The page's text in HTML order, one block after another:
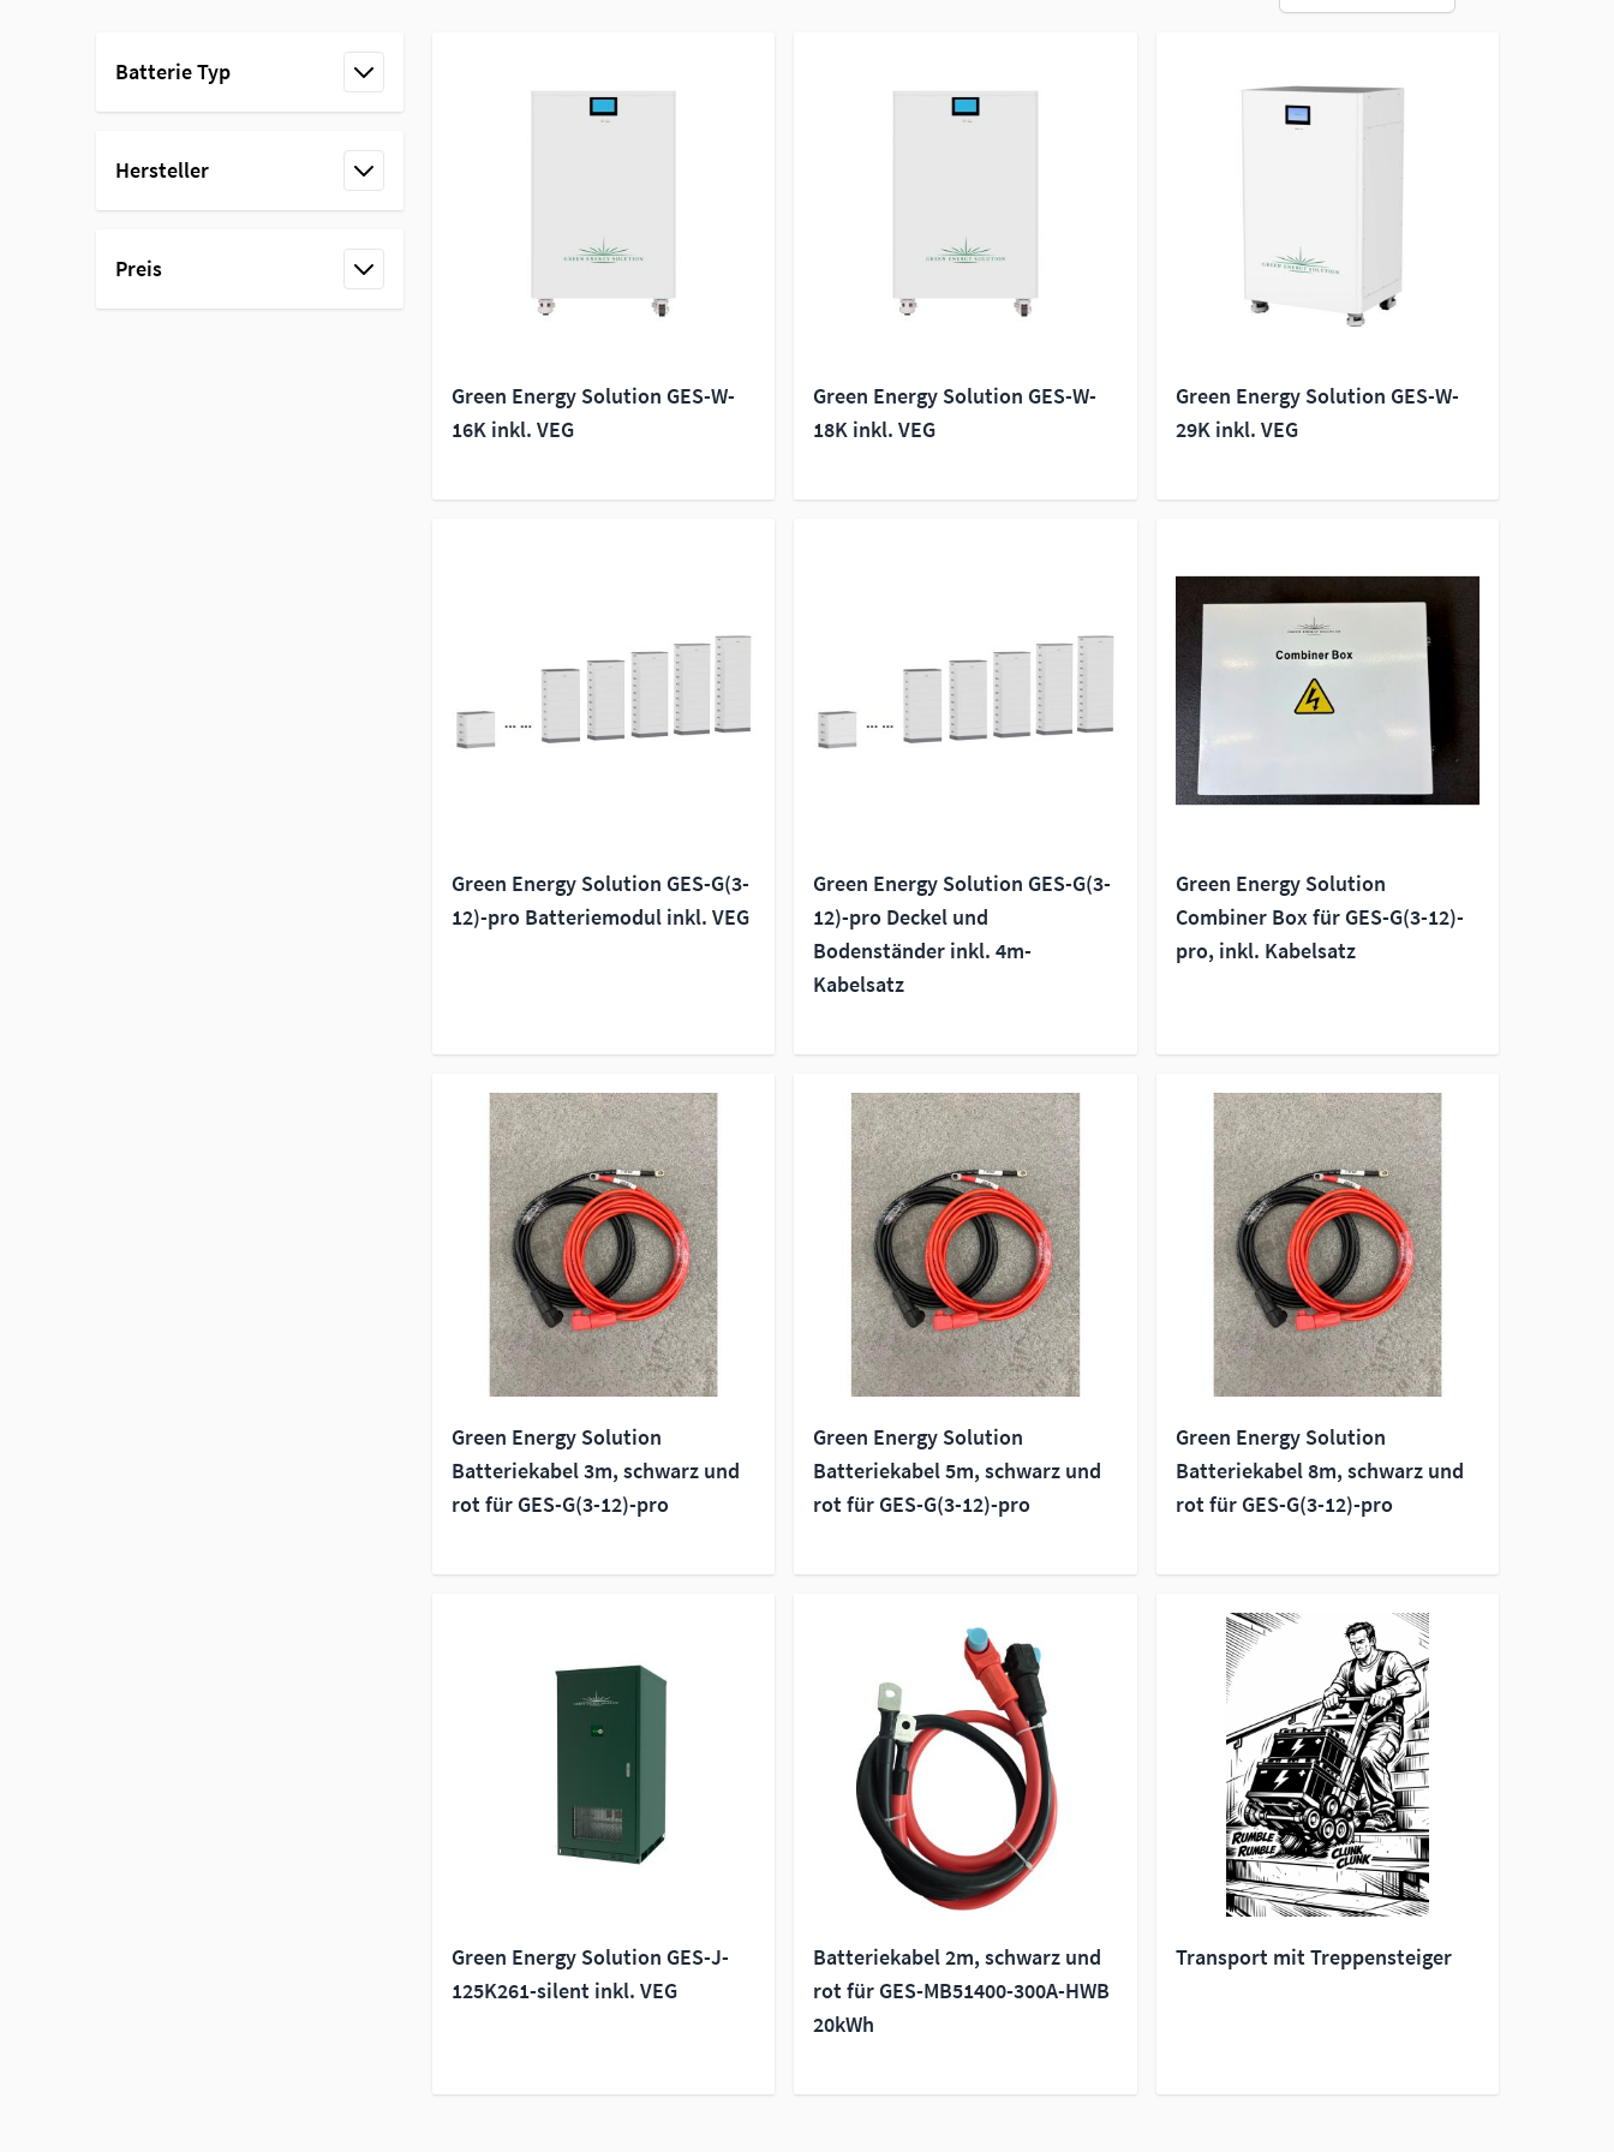
Batterie Typ
Hersteller
Preis
Green Energy Solution GES-W-
16K inkl. VEG
Green Energy Solution GES-W-
18K inkl. VEG
Green Energy Solution GES-W-
29K inkl. VEG
Green Energy Solution GES-G(3-
12)-pro Batteriemodul inkl. VEG
Green Energy Solution GES-G(3-
12)-pro Deckel und
Bodenständer inkl. 4m-
Kabelsatz
Green Energy Solution
Combiner Box für GES-G(3-12)-
pro, inkl. Kabelsatz
Green Energy Solution
Batteriekabel 3m, schwarz und
rot für GES-G(3-12)-pro
Green Energy Solution
Batteriekabel 5m, schwarz und
rot für GES-G(3-12)-pro
Green Energy Solution
Batteriekabel 8m, schwarz und
rot für GES-G(3-12)-pro
Green Energy Solution GES-J-
125K261-silent inkl. VEG
Batteriekabel 2m, schwarz und
rot für GES-MB51400-300A-HWB
20kWh
Transport mit Treppensteiger